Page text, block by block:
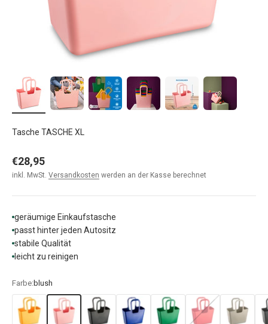
Tasche TASCHE XL
Angebot
€28,95
inkl. MwSt. Versandkosten werden an der Kasse berechnet
geräumige Einkaufstasche
passt hinter jeden Autositz
stabile Qualität
leicht zu reinigen
Farbe: blush